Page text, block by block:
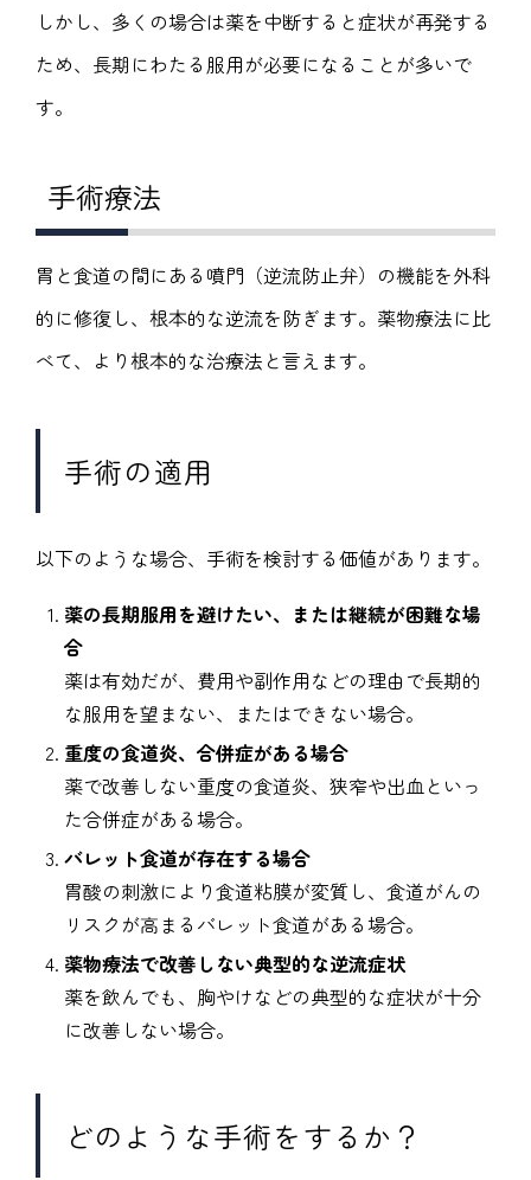
しかし、多くの場合は薬を中断すると症状が再発する
ため、長期にわたる服用が必要になることが多いで
す。
手術療法
胃と食道の間にある噴門（逆流防止弁）の機能を外科
的に修復し、根本的な逆流を防ぎます。薬物療法に比
べて、より根本的な治療法と言えます。
手術の適用
以下のような場合、手術を検討する価値があります。
薬の長期服用を避けたい、または継続が困難な場
合
薬は有効だが、費用や副作用などの理由で長期的
な服用を望まない、またはできない場合。
重度の食道炎、合併症がある場合
薬で改善しない重度の食道炎、狭窄や出血といっ
た合併症がある場合。
バレット食道が存在する場合
胃酸の刺激により食道粘膜が変質し、食道がんの
リスクが高まるバレット食道がある場合。
薬物療法で改善しない典型的な逆流症状
薬を飲んでも、胸やけなどの典型的な症状が十分
に改善しない場合。
どのような手術をするか？